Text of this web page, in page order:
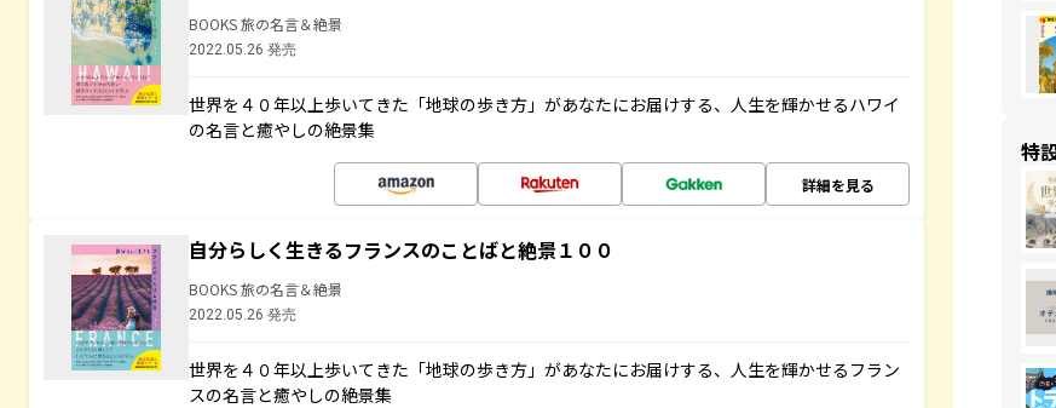
BOOKS 旅の名言＆絶景
2022.05.26 発売
世界を４０年以上歩いてきた「地球の歩き方」があなたにお届けする、人生を輝かせるハワイ
の名言と癒やしの絶景集
詳細を見る
自分らしく生きるフランスのことばと絶景１００
BOOKS 旅の名言＆絶景
2022.05.26 発売
世界を４０年以上歩いてきた「地球の歩き方」があなたにお届けする、人生を輝かせるフラン
スの名言と癒やしの絶景集
特